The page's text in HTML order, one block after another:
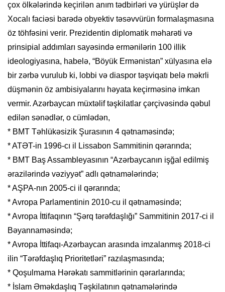
çox ölkələrində keçirilən anım tədbirləri və yürüşlər də
Xocalı faciəsi barədə obyektiv təsəvvürün formalaşmasına
öz töhfəsini verir. Prezidentin diplomatik məharəti və
prinsipial addımları sayəsində ermənilərin 100 illik
ideologiyasına, habelə, “Böyük Ermənistan” xülyasına elə
bir zərbə vurulub ki, lobbi və diaspor təşviqatı belə məkrli
düşmənin öz ambisiyalarını həyata keçirməsinə imkan
vermir. Azərbaycan müxtəlif təşkilatlar çərçivəsində qəbul
edilən sənədlər, o cümlədən,
* BMT Təhlükəsizik Şurasının 4 qətnaməsində;
* ATƏT-in 1996-cı il Lissabon Sammitinin qərarında;
* BMT Baş Assambleyasının “Azərbaycanın işğal edilmiş
ərazilərində vəziyyət” adlı qətnamələrində;
* AŞPA-nın 2005-ci il qərarında;
* Avropa Parlamentinin 2010-cu il qətnaməsində;
* Avropa İttifaqının “Şərq tərəfdaşlığı” Sammitinin 2017-ci il
Bəyannaməsində;
* Avropa İttifaqı-Azərbaycan arasında imzalanmış 2018-ci
ilin “Tərəfdaşlıq Prioritetləri” razılaşmasında;
* Qoşulmama Hərəkatı sammitlərinin qərarlarında;
* İslam Əməkdaşlıq Təşkilatının qətnamələrində